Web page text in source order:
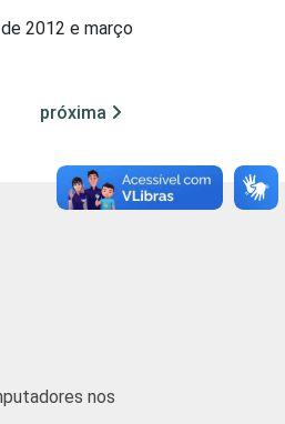
2012 e março
próxima
nos